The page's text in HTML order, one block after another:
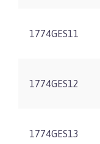
1774GES11
1774GES12
1774GES13